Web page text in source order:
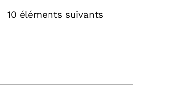
10 éléments suivants